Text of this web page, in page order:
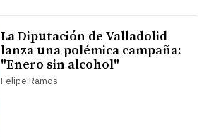
La Diputación de Valladolid
lanza una polémica campaña:
"Enero sin alcohol"
Felipe Ramos